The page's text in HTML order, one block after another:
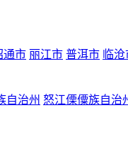
通市 丽江市 普洱市 临
自治州 怒江傈僳族自治